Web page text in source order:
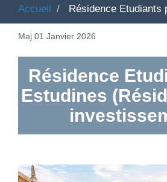
Accueil Résidence Etudiants
Maj 01 Janvier 2026
Résidence
Estudines